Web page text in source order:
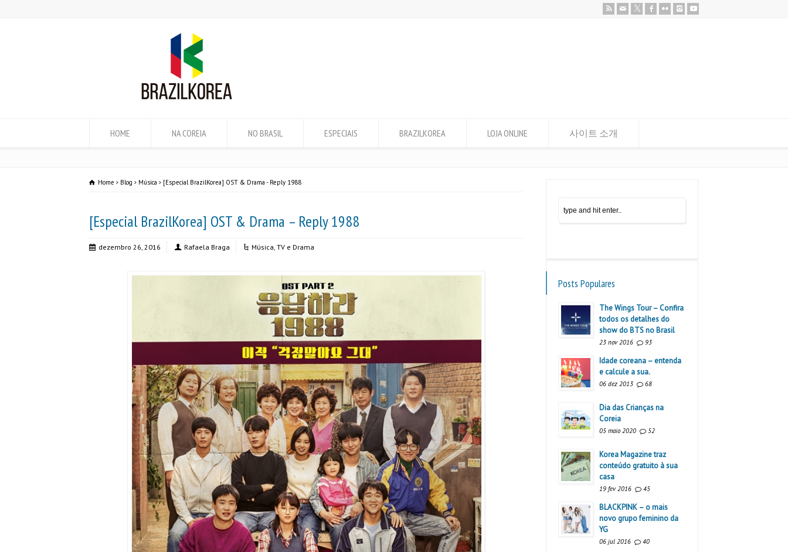
HOME NA COREIA NO BRASIL ESPECIAIS BRAZILKOREA LOJA ONLINE 사이트 소개
Home Blog Música [Especial BrazilKorea] OST & Drama - Reply 1988
[Especial BrazilKorea] OST & Drama – Reply 1988
dezembro 26, 2016 Rafaela Braga Música, TV e Drama
Posts Populares
The Wings Tour – Confira
todos os detalhes do
show do BTS no Brasil
23 nov 2016 93
Idade coreana – entenda
e calcule a sua.
06 dez 2013 68
Dia das Crianças na
Coreia
05 maio 2020 52
Korea Magazine traz
conteúdo gratuito à sua
casa
19 fev 2016 45
BLACKPINK – o mais
novo grupo feminino da
YG
06 jul 2016 40